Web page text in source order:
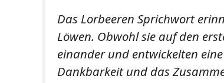
Das Lorbeeren Sprichwort
Löwen. Obwohl sie auf den
einander und entwickelten
Dankbarkeit und das